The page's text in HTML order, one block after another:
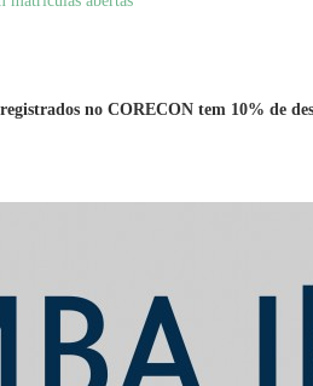
no CORECON tem 10% de